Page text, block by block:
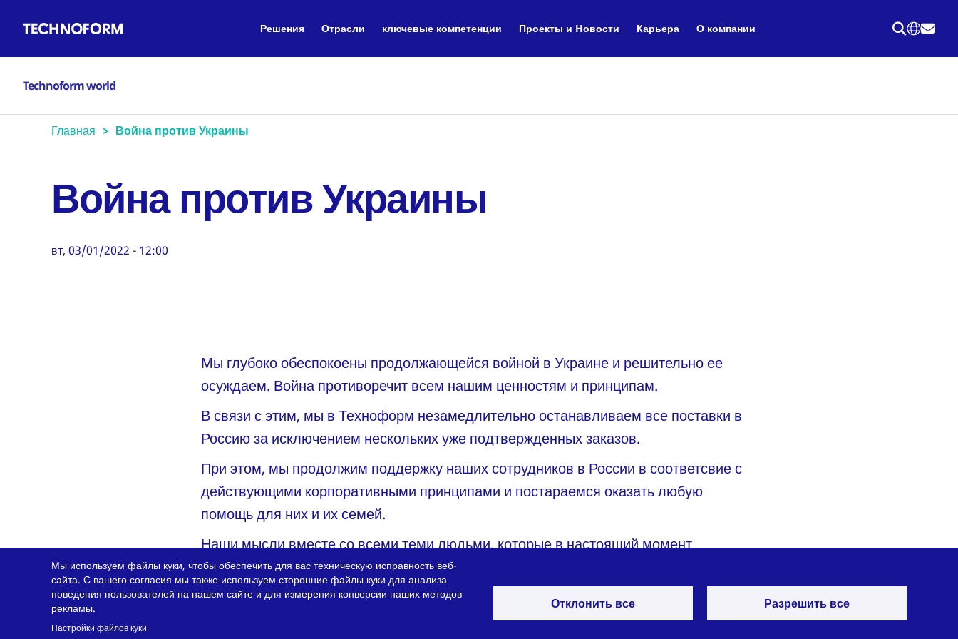
navigation
Решения Отрасли ключевые компетенции Проекты и Hовости Карьера О компании
Technoform world
Главная Война против Украины
Война против Украины
вт, 03/01/2022 - 12:00
Мы глубоко обеспокоены продолжающейся войной в Украине и решительно ее
осуждаем. Война противоречит всем нашим ценностям и принципам.
В связи с этим, мы в Техноформ незамедлительно останавливаем все поставки в
Россию за исключением нескольких уже подтвержденных заказов.
При этом, мы продолжим поддержку наших сотрудников в России в соответсвие с
действующими корпоративными принципами и постараемся оказать любую
помощь для них и их семей.
Наши мысли вместе со всеми теми людьми, которые в настоящий момент
страдают от последствий этой ужасной войны. В связи с этим, Техноформ и
сотрудники компании продолжат поддержку пострадавших в Украине через
пожертвования и любые другие возможные средства помощи.
Мы используем файлы куки, чтобы обеспечить для вас техническую исправность веб-
сайта. С вашего согласия мы также используем сторонние файлы куки для анализа
поведения пользователей на нашем сайте и для измерения конверсии наших методов
рекламы.
Настройки файлов куки
Отклонить все Разрешить все